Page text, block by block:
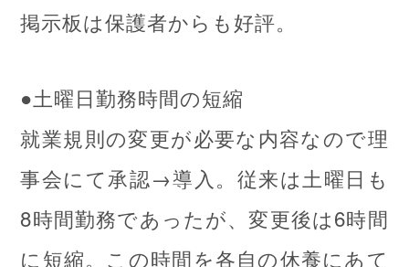
掲示板は保護者からも好評。
●土曜日勤務時間の短縮
就業規則の変更が必要な内容なので理
事会にて承認→導入。従来は土曜日も
8時間勤務であったが、変更後は6時間
に短縮。この時間を各自の休養にあて